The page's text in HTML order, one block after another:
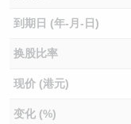
到期日 (年-月-日)
换股比率
现价 (港元)
变化 (%)